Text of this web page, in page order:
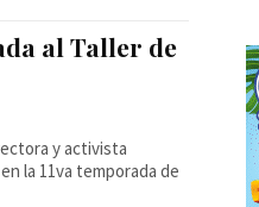
al Taller de
y activista
la 11va temporada de